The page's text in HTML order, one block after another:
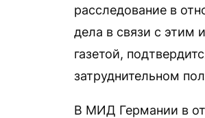
расследование в
дела в связи с этим
газетой,
затруднительном
В МИД Германии в